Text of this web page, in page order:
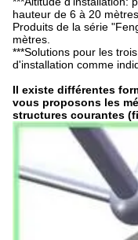
hauteur de 6 à 20 mètres.
Produits de la série
mètres.
***Solutions pour les
d'installation comme
Il existe différentes
vous proposons les
structures courantes